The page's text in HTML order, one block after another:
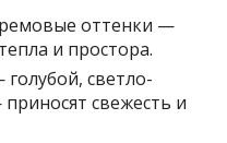
оттенки —
и простора.
светло-
свежесть и